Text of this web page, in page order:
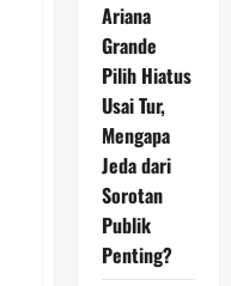
Ariana
Grande
Pilih Hiatus
Usai Tur,
Mengapa
Jeda dari
Sorotan
Publik
Penting?